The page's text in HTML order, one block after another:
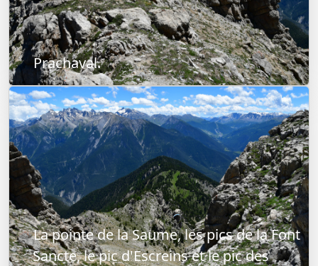
Prachaval.
La pointe de la Saume, les pics de la Font
Sancte, le pic d'Escreins et le pic des